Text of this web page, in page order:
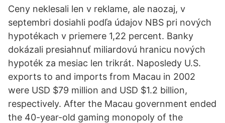
Ceny neklesali len v reklame, ale naozaj, v
septembri dosiahli podľa údajov NBS pri nových
hypotékach v priemere 1,22 percent. Banky
dokázali presiahnuť miliardovú hranicu nových
hypoték za mesiac len trikrát. Naposledy U.S.
exports to and imports from Macau in 2002
were USD $79 million and USD $1.2 billion,
respectively. After the Macau government ended
the 40-year-old gaming monopoly of the